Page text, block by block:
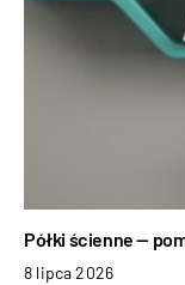
Półki ścienne —
8 lipca 2026